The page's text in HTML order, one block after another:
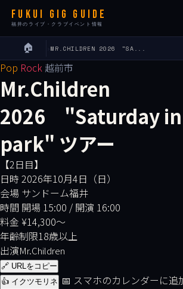
FUKUI GIG GUIDE
福井のライブ・クラブイベント情報
ライブ
カレンダー
会場
エリア
出演者
イベンターの皆様へ
🏠 ›MR.CHILDREN 2026 "SA...
Pop Rock 越前市
Mr.Children
2026 "Saturday
park" ツアー
【2日目】
日時 2026年10月4日（日）
会場 サンドーム福井
時間 開場 15:00 / 開演 16:00
料金 ¥14,300〜
年齢制限18歳以上
出演Mr.Children
🔗 URLをコピー
👍 イクツモリネ 📅 スマホのカレンダーに追